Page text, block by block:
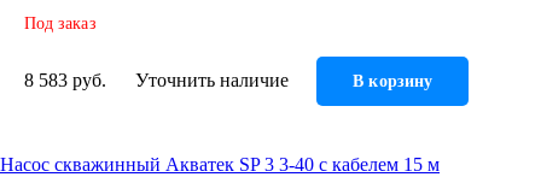
Под заказ
8 583 руб. Уточнить наличие В корзину
Насос скважинный Акватек SP 3 3-40 с кабелем 15 м